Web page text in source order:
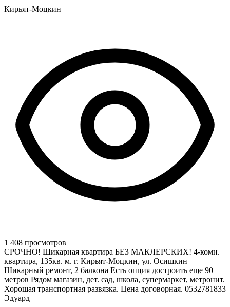
Кирьят-Моцкин
1 408 просмотров
СРОЧНО! Шикарная квартира БЕЗ МАКЛЕРСКИХ! 4-комн.
квартира, 135кв. м. г. Кирьят-Моцкин, ул. Осишкин
Шикарный ремонт, 2 балкона Есть опция достроить еще 90
метров Рядом магазин, дет. сад, школа, супермаркет, метронит.
Хорошая транспортная развязка. Цена договорная. 0532781833
Эдуард